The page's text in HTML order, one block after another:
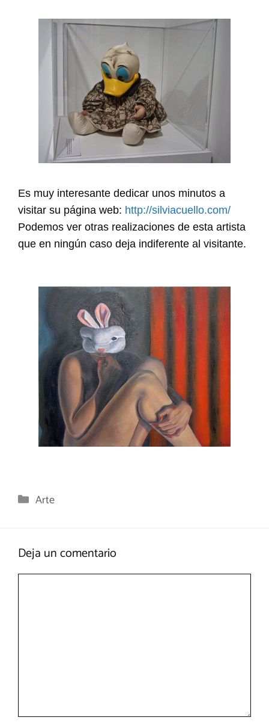
Es muy interesante dedicar unos minutos a
visitar su página web: http://silviacuello.com/
Podemos ver otras realizaciones de esta artista
que en ningún caso deja indiferente al visitante.
Categorías
Arte
Deja un comentario